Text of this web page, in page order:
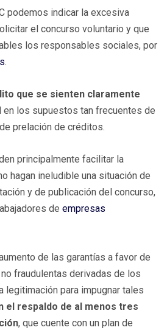
podemos indicar la excesiva
el concurso voluntario y que
los responsables sociales, por
.
que se sienten claramente
en los supuestos tan frecuentes de
prelación de créditos.
principalmente facilitar la
hagan ineludible una situación de
y de publicación del concurso,
de empresas
de las garantías a favor de
fraudulentas derivadas de los
para impugnar tales
el respaldo de al menos tres
, que cuente con un plan de